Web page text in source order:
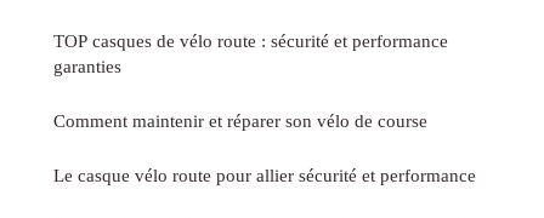
TOP casques de vélo route : sécurité et performance
garanties
Comment maintenir et réparer son vélo de course
Le casque vélo route pour allier sécurité et performance